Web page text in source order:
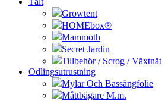
Growtent
HOMEbox®
Mammoth
Secret Jardin
Tillbehör / Scrog / Växtnät
Odlingsutrustning
Mylar Och Bassängfolie
Måttbägare M.m.